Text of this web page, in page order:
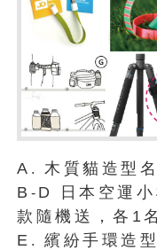
A . 木質貓造型
B - D 日本空運
款隨機送，各1名
E . 繽紛手環造